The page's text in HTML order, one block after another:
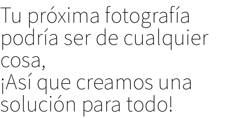
Tu próxima fotografía
podría ser de cualquier
cosa,
¡Así que creamos una
solución para todo!